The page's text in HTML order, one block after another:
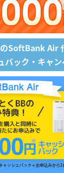
のSoftBank Air
バック・キャン